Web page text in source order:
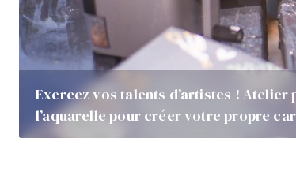
Exercez vos talents d’artistes ! Atelier
l’aquarelle pour créer votre propre